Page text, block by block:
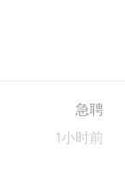
急聘
1小时前